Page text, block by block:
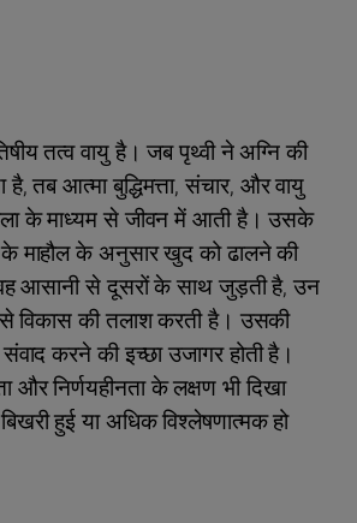
तत्व वायु है। जब पृथ्वी ने अग्नि की
तब आत्मा बुद्धिमत्ता, संचार, और वायु
के माध्यम से जीवन में आती है। उसके
माहौल के अनुसार खुद को ढालने की
आसानी से दूसरों के साथ जुड़ती है, उन
विकास की तलाश करती है। उसकी
करने की इच्छा उजागर होती है।
और निर्णयहीनता के लक्षण भी दिखा
हुई या अधिक विश्लेषणात्मक हो